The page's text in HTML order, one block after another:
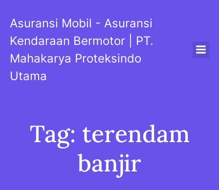
content
Asuransi Mobil - Asuransi
Kendaraan Bermotor | PT.
Mahakarya Proteksindo
Utama
Tag: terendam
banjir